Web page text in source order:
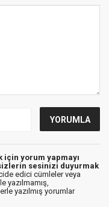
yorum yapmayı
sesinizi duyurmak
edici cümleler veya
yazılmamış,
yazılmış yorumlar